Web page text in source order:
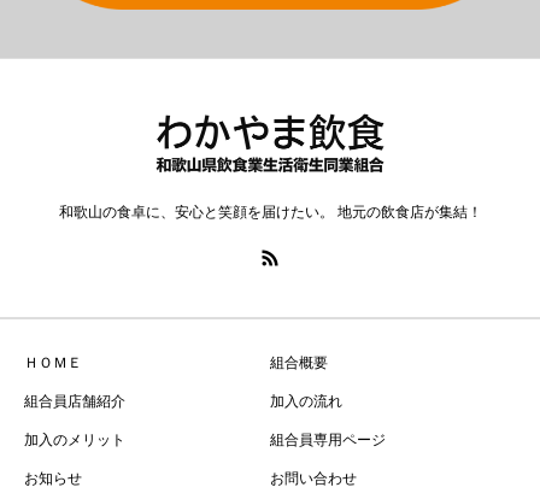
和歌山の食卓に、安心と笑顔を届けたい。 地元の飲食店が集結！
ＨＯＭＥ 組合概要
組合員店舗紹介 加入の流れ
加入のメリット 組合員専用ページ
お知らせ お問い合わせ